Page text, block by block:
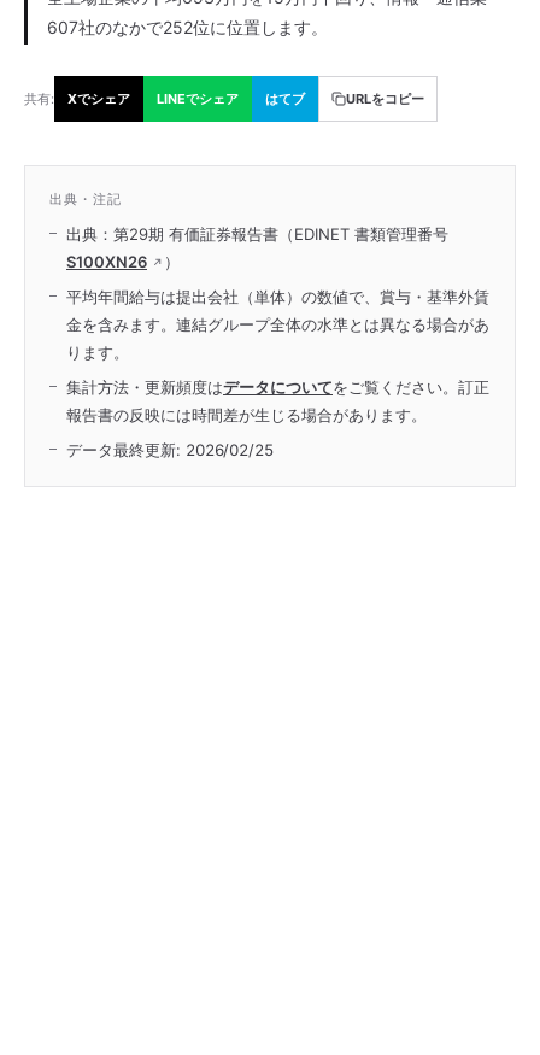
607社のなかで252位に位置します。
共有: Xでシェア LINEでシェア はてブ URLをコピー
出典・注記
出典：第29期 有価証券報告書（EDINET 書類管理番号
S100XN26
）
平均年間給与は提出会社（単体）の数値で、賞与・基準外賃
金を含みます。連結グループ全体の水準とは異なる場合があ
ります。
集計方法・更新頻度はデータについてをご覧ください。訂正
報告書の反映には時間差が生じる場合があります。
データ最終更新: 2026/02/25